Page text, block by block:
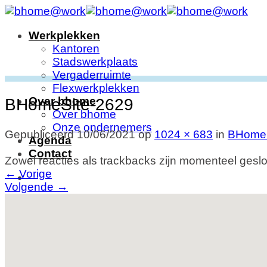
Ga
inhoudWerkplekken
Kantoren
Stadswerkplaats
Vergaderruimte
Flexwerkplekken
Over bhome
Over bhome
Onze ondernemers
Agenda
Contact
BHomeSite-2629
Gepubliceerd10/06/2021op 1024 × 683 in
Zowel reacties als trackbacks zijn momenteel
← Vorige
Volgende →